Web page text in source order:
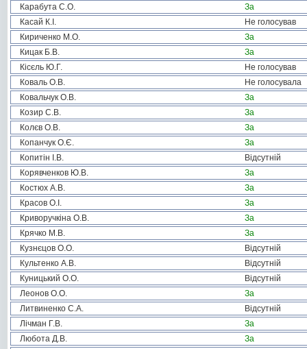
Карабута С.О.
За
Касай К.І.
Не голосував
Кириченко М.О.
За
Кицак Б.В.
За
Кісєль Ю.Г.
Не голосував
Коваль О.В.
Не голосувала
Ковальчук О.В.
За
Козир С.В.
За
Колєв О.В.
За
Копанчук О.Є.
За
Копитін І.В.
Відсутній
Корявченков Ю.В.
За
Костюх А.В.
За
Красов О.І.
За
Криворучкіна О.В.
За
Крячко М.В.
За
Кузнєцов О.О.
Відсутній
Культенко А.В.
Відсутній
Куницький О.О.
Відсутній
Леонов О.О.
За
Литвиненко С.А.
Відсутній
Лічман Г.В.
За
Любота Д.В.
За